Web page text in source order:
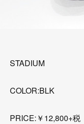
STADIUM
COLOR:BLK
PRICE:￥12,800+税